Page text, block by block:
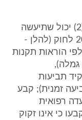
(ה1) קביעה כאמור בתקנת משנה (ה)(2) יכול שתיעשה
בידי רופא מוסמך כמשמעו בסעיף 208 לחוק (להלן -
הוראות תקנות
פקיד תביעות
- קביעה זמנית); קבע
רפואית
כי אינו זקוק